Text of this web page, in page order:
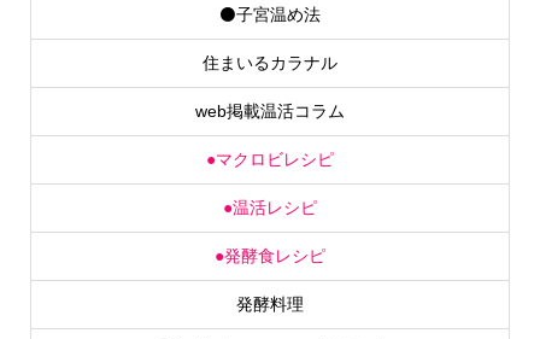
⚫子宮温め法
住まいるカラナル
web掲載温活コラム
●マクロビレシピ
●温活レシピ
●発酵食レシピ
発酵料理